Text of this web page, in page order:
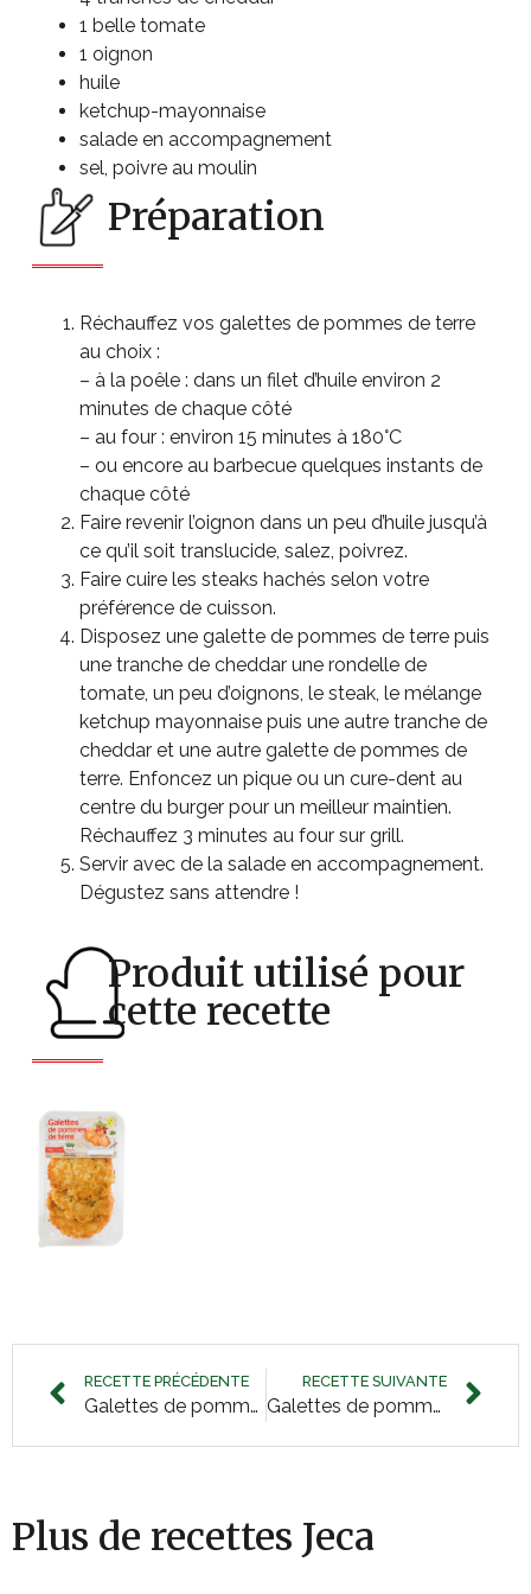
1 belle tomate
1 oignon
huile
ketchup-mayonnaise
salade en accompagnement
sel, poivre au moulin
Préparation
Réchauffez vos galettes de pommes de terre
au choix :
– à la poêle : dans un filet d’huile environ 2
minutes de chaque côté
– au four : environ 15 minutes à 180°C
– ou encore au barbecue quelques instants de
chaque côté
Faire revenir l’oignon dans un peu d’huile jusqu’à
ce qu’il soit translucide, salez, poivrez.
Faire cuire les steaks hachés selon votre
préférence de cuisson.
Disposez une galette de pommes de terre puis
une tranche de cheddar une rondelle de
tomate, un peu d’oignons, le steak, le mélange
ketchup mayonnaise puis une autre tranche de
cheddar et une autre galette de pommes de
terre. Enfoncez un pique ou un cure-dent au
centre du burger pour un meilleur maintien.
Réchauffez 3 minutes au four sur grill.
Servir avec de la salade en accompagnement.
Dégustez sans attendre !
Produit utilisé pour
cette recette
RECETTE PRÉCÉDENTE
Galettes de pommes de terre au Jambon de Saison
RECETTE SUIVANTE
Galettes de pommes de terre Tomate-Mozzarella Basilic
Plus de recettes Jeca